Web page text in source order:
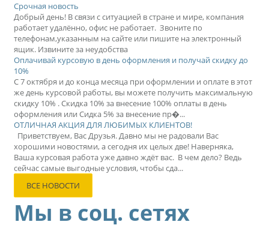
Срочная новость
Добрый день! В связи с ситуацией в стране и мире, компания
работает удалённо, офис не работает. Звоните по
телефонам,указанным на сайте или пишите на электронный
ящик. Извините за неудобства
Оплачивай курсовую в день оформления и получай скидку до
10%
С 7 октября и до конца месяца при оформлении и оплате в этот
же день курсовой работы, вы можете получить максимальную
скидку 10% . Скидка 10% за внесение 100% оплаты в день
оформления или Сидка 5% за внесение пр�...
ОТЛИЧНАЯ АКЦИЯ ДЛЯ ЛЮБИМЫХ КЛИЕНТОВ!
Приветствуем, Вас Друзья. Давно мы не радовали Вас
хорошими новостями, а сегодня их целых две! Наверняка,
Ваша курсовая работа уже давно ждёт вас. В чем дело? Ведь
сейчас самые выгодные условия, чтобы сда...
ВСЕ НОВОСТИ
Мы в соц. сетях